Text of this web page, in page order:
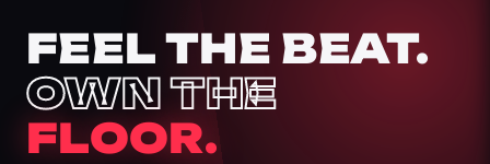
FEEL THE BEAT.
OWN THE
FLOOR.